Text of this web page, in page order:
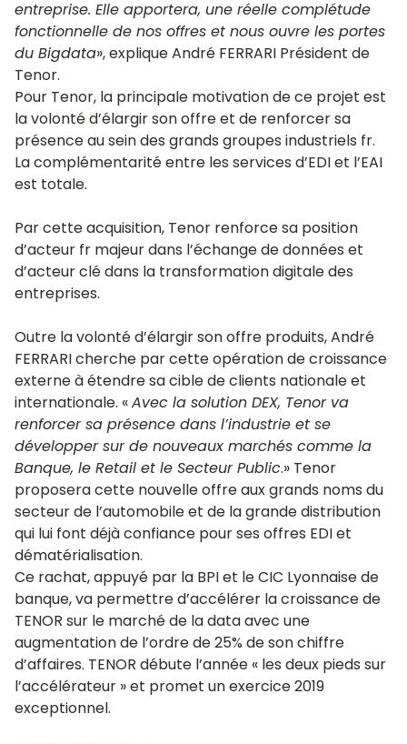
entreprise. Elle apportera, une réelle complétude
fonctionnelle de nos offres et nous ouvre les portes
du Bigdata», explique André FERRARI Président de
Tenor.
Pour Tenor, la principale motivation de ce projet est
la volonté d’élargir son offre et de renforcer sa
présence au sein des grands groupes industriels fr.
La complémentarité entre les services d’EDI et l’EAI
est totale.
Par cette acquisition, Tenor renforce sa position
d’acteur fr majeur dans l’échange de données et
d’acteur clé dans la transformation digitale des
entreprises.
Outre la volonté d’élargir son offre produits, André
FERRARI cherche par cette opération de croissance
externe à étendre sa cible de clients nationale et
internationale. « Avec la solution DEX, Tenor va
renforcer sa présence dans l’industrie et se
développer sur de nouveaux marchés comme la
Banque, le Retail et le Secteur Public.» Tenor
proposera cette nouvelle offre aux grands noms du
secteur de l’automobile et de la grande distribution
qui lui font déjà confiance pour ses offres EDI et
dématérialisation.
Ce rachat, appuyé par la BPI et le CIC Lyonnaise de
banque, va permettre d’accélérer la croissance de
TENOR sur le marché de la data avec une
augmentation de l’ordre de 25% de son chiffre
d’affaires. TENOR débute l’année « les deux pieds sur
l’accélérateur » et promet un exercice 2019
exceptionnel.